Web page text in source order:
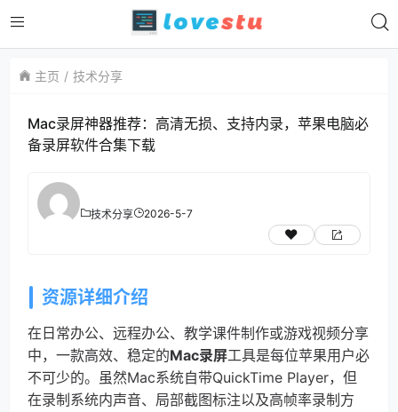
主页 技术分享
Mac录屏神器推荐：高清无损、支持内录，苹果电脑必
备录屏软件合集下载
技术分享 2026-5-7
资源详细介绍
在日常办公、远程办公、教学课件制作或游戏视频分享
中，一款高效、稳定的Mac录屏工具是每位苹果用户必
不可少的。虽然Mac系统自带QuickTime Player，但
在录制系统内声音、局部截图标注以及高帧率录制方